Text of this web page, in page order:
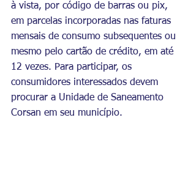
à vista, por código de barras ou pix,
em parcelas incorporadas nas faturas
mensais de consumo subsequentes ou
mesmo pelo cartão de crédito, em até
12 vezes. Para participar, os
consumidores interessados devem
procurar a Unidade de Saneamento
Corsan em seu município.